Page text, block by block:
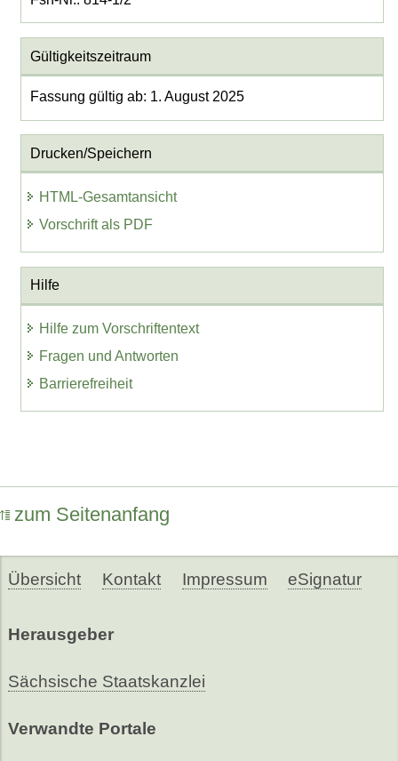
Gültigkeitszeitraum
Fassung gültig ab: 1. August 2025
Drucken/Speichern
HTML-Gesamtansicht
Vorschrift als PDF
Hilfe
Hilfe zum Vorschriftentext
Fragen und Antworten
Barrierefreiheit
zum Seitenanfang
Übersicht Kontakt Impressum eSignatur
Herausgeber
Sächsische Staatskanzlei
Verwandte Portale